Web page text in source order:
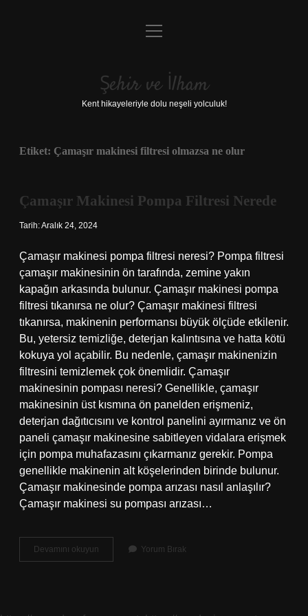
Anasayfa
Yasal Uyarı
menüyü
Şehir ve İlham
Kent hikayeleriyle dolu neşeli yolculuk!
Etiket: Çamaşır makinesi filtresi olmazsa ne olur
Çamaşır Makinesi Pompa Filtresi Nerede
Tarih: Aralık 24, 2024
Çamaşır makinesi pompa filtresi neresi? Pompa filtresi
çamaşır makinesinin ön tarafında, zemine yakın
kapağın arkasında bulunur. Çamaşır makinesi pompa
filtresi tıkanırsa ne olur? Çamaşır makinesi filtresi
tıkanırsa, makinenin performansı büyük ölçüde etkilenir.
Bu, yetersiz temizliğe, deterjan kalıntısına ve hatta kötü
kokuya yol açabilir. Bu nedenle, çamaşır makinenizin
filtresini temizlemek çok önemlidir. Çamaşır
makinesinin pompası neresi? Genellikle, çamaşır
makinesinin üst kısmına ön panelden erişmeniz,
deterjan dağıtıcısını ve kontrol panelini ayırmanız ve ön
paneli çamaşır makinesine sabitleyen vidalara erişmek
için pompa muhafazasını çıkarmanız gerekir. Pompa
genellikle makinenin alt köşelerinden birinde bulunur.
Çamaşır makinesinde pompa arızası nasıl anlaşılır?
Çamaşır makinesi su pompası arızası…
Devamını okuyun Çamaşır
Makinesi
Yorum Bırak